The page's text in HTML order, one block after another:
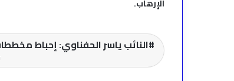
الإرهاب.
النائب ياسر الحفناوي: إحباط